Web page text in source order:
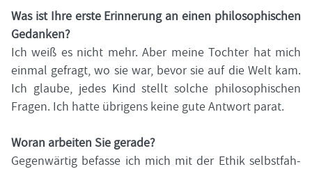
Was ist Ihre erste Er­in­ne­rung an einen phi­lo­so­phi­schen
Ge­dan­ken?
Ich weiß es nicht mehr. Aber meine Toch­ter hat mich
ein­mal ge­fragt, wo sie war, bevor sie auf die Welt kam.
Ich glau­be, jedes Kind stellt sol­che phi­lo­so­phi­schen
Fra­gen. Ich hatte üb­ri­gens keine gute Ant­wort parat.
Woran ar­bei­ten Sie ge­ra­de?
Ge­gen­wär­tig be­fas­se ich mich mit der Ethik selbst­fah­